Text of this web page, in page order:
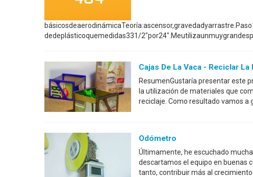
dedeplásticoquemedidas331/
Cajas De La Vaca - Reciclar
ResumenGustaría presentar este
la utilización de materiales que
reciclaje. Como resultado vamos
Odómetro
Últimamente, he escuchado
descartamos el equipo en buenas
tanto, contribuir más al